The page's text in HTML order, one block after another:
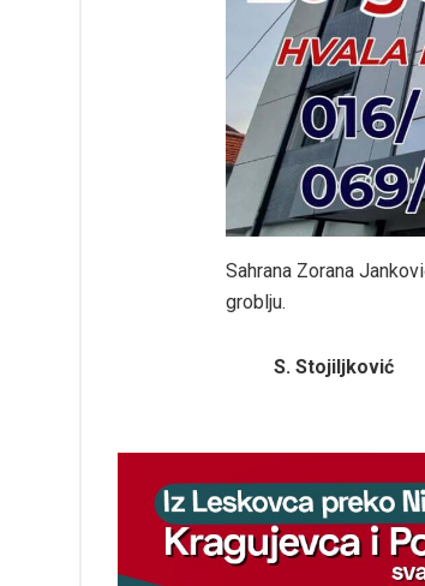
Sahrana Zorana
groblju.
S. Stojiljković